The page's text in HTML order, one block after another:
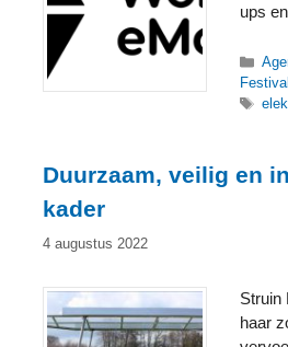
ups
Festival
Duurzaam, veilig en
kader
4 augustus 2022
Struin
haar